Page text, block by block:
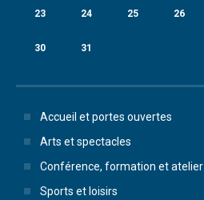
23 24 25 26
30 31
Accueil et portes ouvertes
Arts et spectacles
Conférence, formation et atelier
Sports et loisirs